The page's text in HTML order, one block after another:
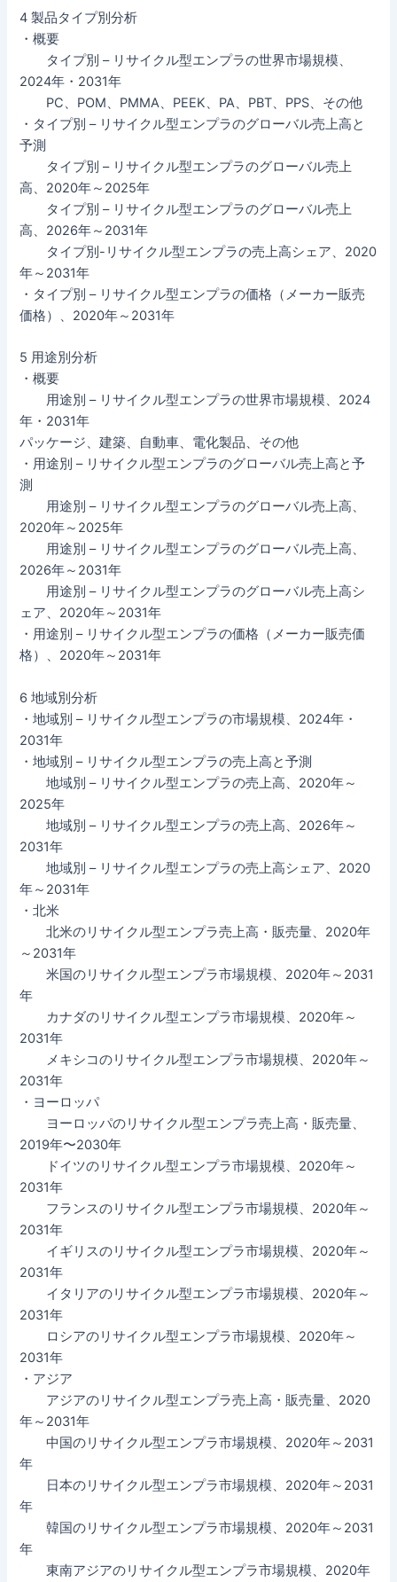
4 製品タイプ別分析
・概要
タイプ別 – リサイクル型エンプラの世界市場規模、
2024年・2031年
PC、POM、PMMA、PEEK、PA、PBT、PPS、その他
・タイプ別 – リサイクル型エンプラのグローバル売上高と
予測
タイプ別 – リサイクル型エンプラのグローバル売上
高、2020年～2025年
タイプ別 – リサイクル型エンプラのグローバル売上
高、2026年～2031年
タイプ別-リサイクル型エンプラの売上高シェア、2020
年～2031年
・タイプ別 – リサイクル型エンプラの価格（メーカー販売
価格）、2020年～2031年
5 用途別分析
・概要
用途別 – リサイクル型エンプラの世界市場規模、2024
年・2031年
パッケージ、建築、自動車、電化製品、その他
・用途別 – リサイクル型エンプラのグローバル売上高と予
測
用途別 – リサイクル型エンプラのグローバル売上高、
2020年～2025年
用途別 – リサイクル型エンプラのグローバル売上高、
2026年～2031年
用途別 – リサイクル型エンプラのグローバル売上高シ
ェア、2020年～2031年
・用途別 – リサイクル型エンプラの価格（メーカー販売価
格）、2020年～2031年
6 地域別分析
・地域別 – リサイクル型エンプラの市場規模、2024年・
2031年
・地域別 – リサイクル型エンプラの売上高と予測
地域別 – リサイクル型エンプラの売上高、2020年～
2025年
地域別 – リサイクル型エンプラの売上高、2026年～
2031年
地域別 – リサイクル型エンプラの売上高シェア、2020
年～2031年
・北米
北米のリサイクル型エンプラ売上高・販売量、2020年
～2031年
米国のリサイクル型エンプラ市場規模、2020年～2031
年
カナダのリサイクル型エンプラ市場規模、2020年～
2031年
メキシコのリサイクル型エンプラ市場規模、2020年～
2031年
・ヨーロッパ
ヨーロッパのリサイクル型エンプラ売上高・販売量、
2019年〜2030年
ドイツのリサイクル型エンプラ市場規模、2020年～
2031年
フランスのリサイクル型エンプラ市場規模、2020年～
2031年
イギリスのリサイクル型エンプラ市場規模、2020年～
2031年
イタリアのリサイクル型エンプラ市場規模、2020年～
2031年
ロシアのリサイクル型エンプラ市場規模、2020年～
2031年
・アジア
アジアのリサイクル型エンプラ売上高・販売量、2020
年～2031年
中国のリサイクル型エンプラ市場規模、2020年～2031
年
日本のリサイクル型エンプラ市場規模、2020年～2031
年
韓国のリサイクル型エンプラ市場規模、2020年～2031
年
東南アジアのリサイクル型エンプラ市場規模、2020年